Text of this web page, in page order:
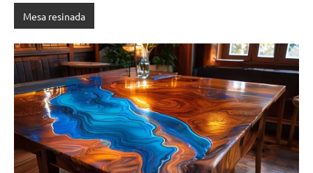
Mesa resinada